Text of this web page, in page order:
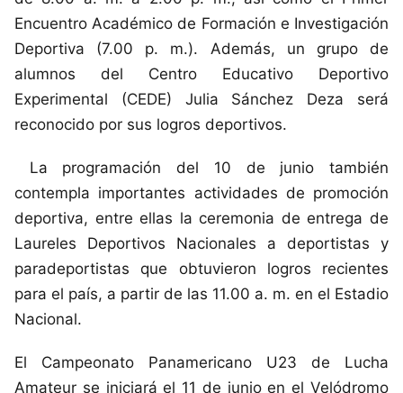
Encuentro Académico de Formación e Investigación
Deportiva (7.00 p. m.). Además, un grupo de
alumnos del Centro Educativo Deportivo
Experimental (CEDE) Julia Sánchez Deza será
reconocido por sus logros deportivos.
La programación del 10 de junio también
contempla importantes actividades de promoción
deportiva, entre ellas la ceremonia de entrega de
Laureles Deportivos Nacionales a deportistas y
paradeportistas que obtuvieron logros recientes
para el país, a partir de las 11.00 a. m. en el Estadio
Nacional.
El Campeonato Panamericano U23 de Lucha
Amateur se iniciará el 11 de junio en el Velódromo